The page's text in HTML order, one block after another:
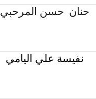
حنان حسن المرحبي
نفيسة علي اليامي